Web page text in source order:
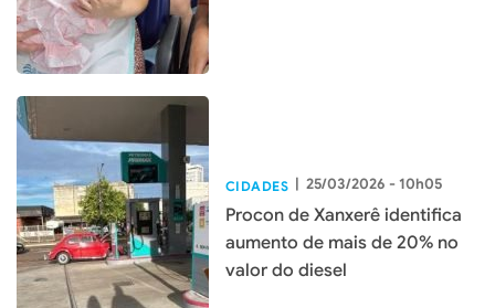
CIDADES | 25/03/2026 - 10h05
Procon de Xanxerê identifica
aumento de mais de 20% no
valor do diesel